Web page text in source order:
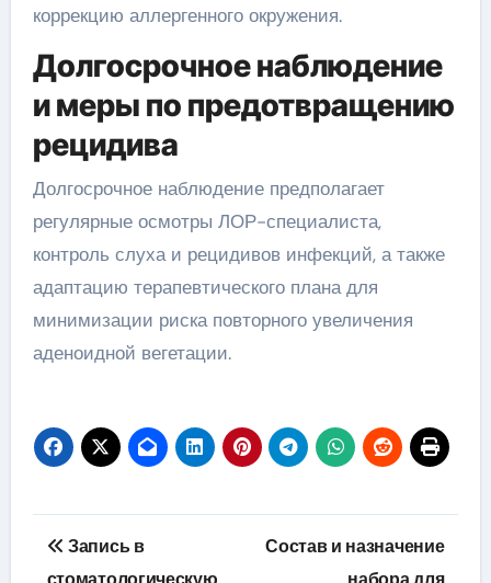
коррекцию аллергенного окружения.
Долгосрочное наблюдение
и меры по предотвращению
рецидива
Долгосрочное наблюдение предполагает
регулярные осмотры ЛОР-специалиста,
контроль слуха и рецидивов инфекций, а также
адаптацию терапевтического плана для
минимизации риска повторного увеличения
аденоидной вегетации.
Навигация
Запись в
Состав и назначение